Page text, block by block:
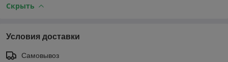
Скрыть
Условия доставки
Самовывоз